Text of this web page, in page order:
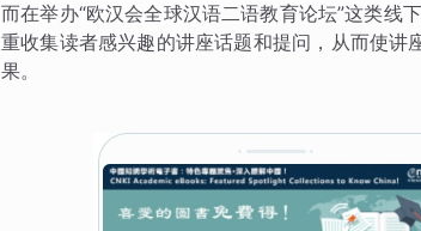
而在举办“欧汉会全球汉语二语教育论坛”这类线
重收集读者感兴趣的讲座话题和提问，从而使
果。